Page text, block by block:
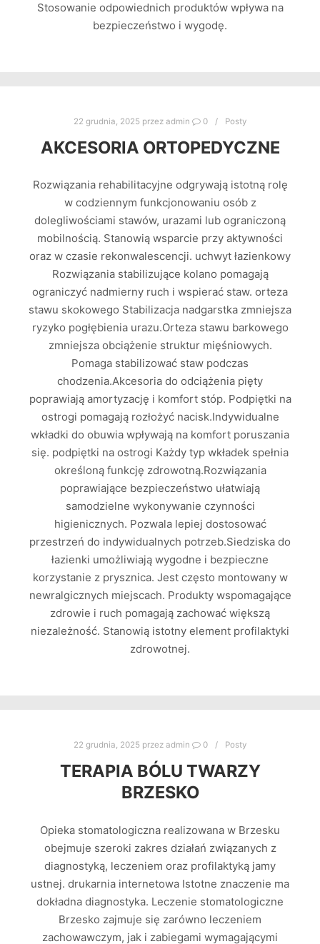
Stosowanie odpowiednich produktów wpływa na
bezpieczeństwo i wygodę.
22 grudnia, 2025 przez admin 0 Posty
AKCESORIA ORTOPEDYCZNE
Rozwiązania rehabilitacyjne odgrywają istotną rolę
w codziennym funkcjonowaniu osób z
dolegliwościami stawów, urazami lub ograniczoną
mobilnością. Stanowią wsparcie przy aktywności
oraz w czasie rekonwalescencji. uchwyt łazienkowy
Rozwiązania stabilizujące kolano pomagają
ograniczyć nadmierny ruch i wspierać staw. orteza
stawu skokowego Stabilizacja nadgarstka zmniejsza
ryzyko pogłębienia urazu.Orteza stawu barkowego
zmniejsza obciążenie struktur mięśniowych.
Pomaga stabilizować staw podczas
chodzenia.Akcesoria do odciążenia pięty
poprawiają amortyzację i komfort stóp. Podpiętki na
ostrogi pomagają rozłożyć nacisk.Indywidualne
wkładki do obuwia wpływają na komfort poruszania
się. podpiętki na ostrogi Każdy typ wkładek spełnia
określoną funkcję zdrowotną.Rozwiązania
poprawiające bezpieczeństwo ułatwiają
samodzielne wykonywanie czynności
higienicznych. Pozwala lepiej dostosować
przestrzeń do indywidualnych potrzeb.Siedziska do
łazienki umożliwiają wygodne i bezpieczne
korzystanie z prysznica. Jest często montowany w
newralgicznych miejscach. Produkty wspomagające
zdrowie i ruch pomagają zachować większą
niezależność. Stanowią istotny element profilaktyki
zdrowotnej.
22 grudnia, 2025 przez admin 0 Posty
TERAPIA BÓLU TWARZY
BRZESKO
Opieka stomatologiczna realizowana w Brzesku
obejmuje szeroki zakres działań związanych z
diagnostyką, leczeniem oraz profilaktyką jamy
ustnej. drukarnia internetowa Istotne znaczenie ma
dokładna diagnostyka. Leczenie stomatologiczne
Brzesko zajmuje się zarówno leczeniem
zachowawczym, jak i zabiegami wymagającymi